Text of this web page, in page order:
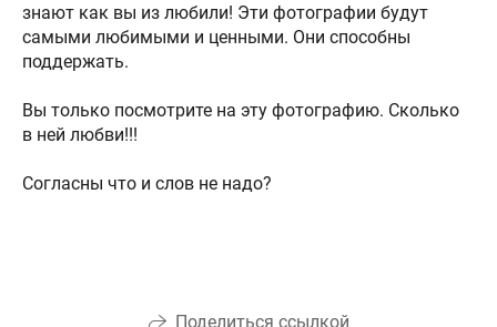
знают как вы из любили! Эти фотографии будут
самыми любимыми и ценными. Они способны
поддержать.
Вы только посмотрите на эту фотографию. Сколько
в ней любви!!!
Согласны что и слов не надо?
Поделиться ссылкой